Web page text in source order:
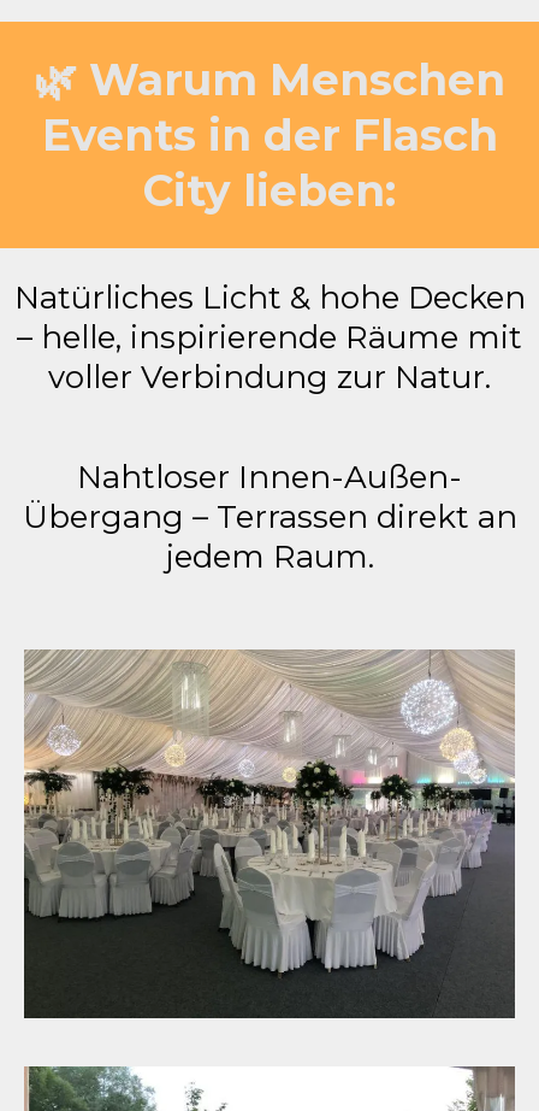
🌿 Warum Menschen
Events in der Flasch
City lieben:
Natürliches Licht & hohe Decken
– helle, inspirierende Räume mit
voller Verbindung zur Natur.
Nahtloser Innen-Außen-
Übergang – Terrassen direkt an
jedem Raum.